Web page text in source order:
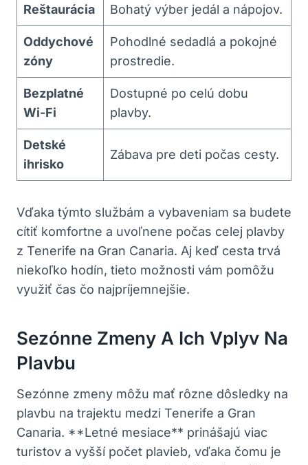
Reštaurácia Bohatý výber jedál a nápojov.
Oddychové
zóny
Pohodlné sedadlá a pokojné
prostredie.
Bezplatné
Wi-Fi
Dostupné po celú dobu
plavby.
Detské
ihrisko
Zábava pre deti počas cesty.
Vďaka týmto službám a vybaveniam sa budete
cítiť komfortne a uvoľnene počas celej plavby
z Tenerife na Gran Canaria. Aj keď cesta trvá
niekoľko hodín, tieto možnosti vám pomôžu
využiť čas čo najpríjemnejšie.
Sezónne Zmeny A Ich Vplyv Na
Plavbu
Sezónne zmeny môžu mať rôzne dôsledky na
plavbu na trajektu medzi Tenerife a Gran
Canaria. **Letné mesiace** prinášajú viac
turistov a vyšší počet plavieb, vďaka čomu je